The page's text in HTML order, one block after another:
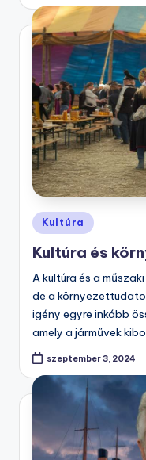
Posted
in
Kultúra
Kultúra és
A kultúra és a
de a
igény egyre inkább
amely a járművek
szeptember 3, 2024